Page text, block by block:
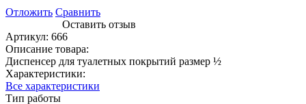
Отложить Сравнить
Оставить отзыв
Артикул: 666
Описание товара:
Диспенсер для туалетных покрытий размер ½
Характеристики:
Все характеристики
Тип работы